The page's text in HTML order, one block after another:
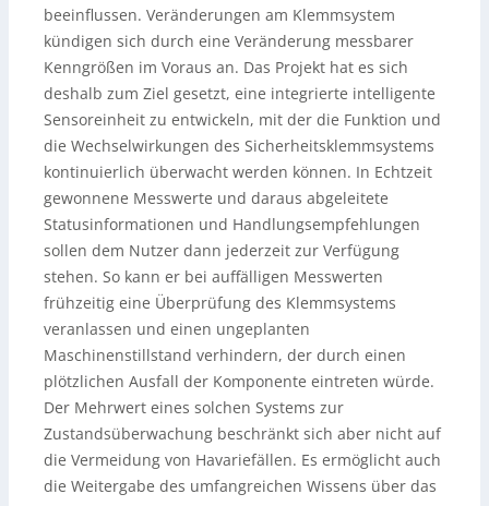
beeinflussen. Veränderungen am Klemmsystem
kündigen sich durch eine Veränderung messbarer
Kenngrößen im Voraus an. Das Projekt hat es sich
deshalb zum Ziel gesetzt, eine integrierte intelligente
Sensoreinheit zu entwickeln, mit der die Funktion und
die Wechselwirkungen des Sicherheitsklemmsystems
kontinuierlich überwacht werden können. In Echtzeit
gewonnene Messwerte und daraus abgeleitete
Statusinformationen und Handlungsempfehlungen
sollen dem Nutzer dann jederzeit zur Verfügung
stehen. So kann er bei auffälligen Messwerten
frühzeitig eine Überprüfung des Klemmsystems
veranlassen und einen ungeplanten
Maschinenstillstand verhindern, der durch einen
plötzlichen Ausfall der Komponente eintreten würde.
Der Mehrwert eines solchen Systems zur
Zustandsüberwachung beschränkt sich aber nicht auf
die Vermeidung von Havariefällen. Es ermöglicht auch
die Weitergabe des umfangreichen Wissens über das